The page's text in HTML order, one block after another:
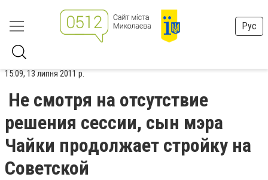
Рус
15:09, 13 липня 2011 р.
Не смотря на отсутствие
решения сессии, сын мэра
Чайки продолжает стройку на
Советской